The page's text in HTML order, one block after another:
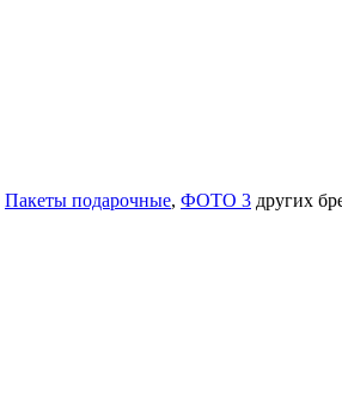
Пакеты подарочные, ФОТО 3 других